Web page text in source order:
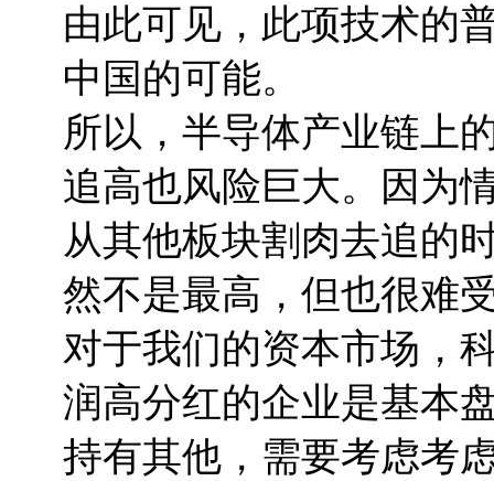
由此可见，此项技术的
中国的可能。
所以，半导体产业链上
追高也风险巨大。因为
从其他板块割肉去追的
然不是最高，但也很难
对于我们的资本市场，
润高分红的企业是基本
持有其他，需要考虑考